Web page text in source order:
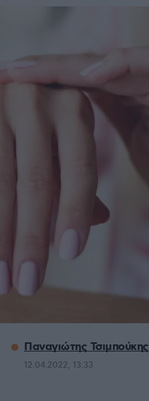
Παναγιώτης Τσιμπούκης
12.04.2022, 13:33